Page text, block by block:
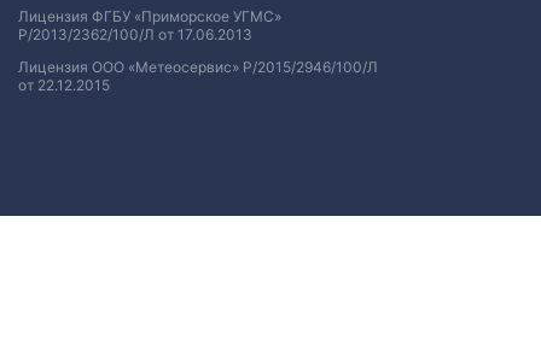
Лицензия ФГБУ «Приморское УГМС»
Р/2013/2362/100/Л от 17.06.2013
Лицензия ООО «Метеосервис» Р/2015/2946/100/Л
от 22.12.2015